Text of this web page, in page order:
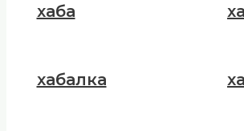
хаба
хабалка